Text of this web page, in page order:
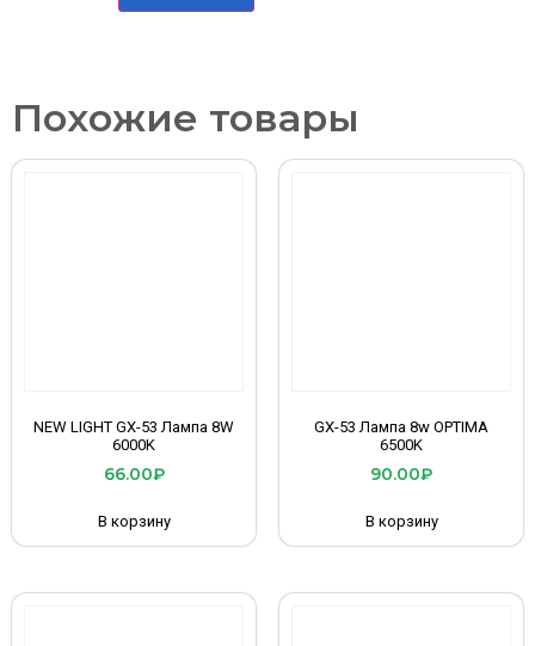
Похожие товары
NEW LIGHT GX-53 Лампа 8W
6000K
66.00₽
В корзину
GX-53 Лампа 8w OPTIMA
6500K
90.00₽
В корзину